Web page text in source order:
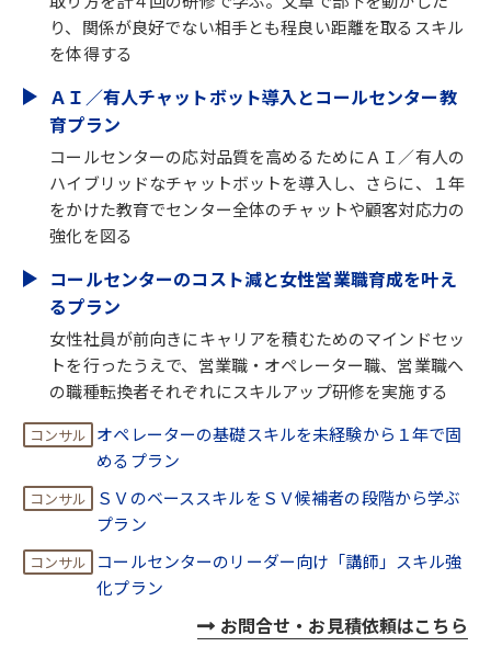
り、関係が良好でない相手とも程良い距離を取るスキル
を体得する
ＡＩ／有人チャットボット導入とコールセンター教
育プラン
コールセンターの応対品質を高めるためにＡＩ／有人の
ハイブリッドなチャットボットを導入し、さらに、１年
をかけた教育でセンター全体のチャットや顧客対応力の
強化を図る
コールセンターのコスト減と女性営業職育成を叶え
るプラン
女性社員が前向きにキャリアを積むためのマインドセッ
トを行ったうえで、営業職・オペレーター職、営業職へ
の職種転換者それぞれにスキルアップ研修を実施する
オペレーターの基礎スキルを未経験から１年で固
めるプラン
ＳＶのベーススキルをＳＶ候補者の段階から学ぶ
プラン
コールセンターのリーダー向け「講師」スキル強
化プラン
お問合せ・お見積依頼はこちら